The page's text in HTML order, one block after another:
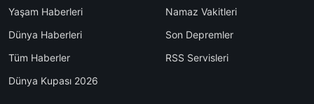
Yaşam Haberleri
Dünya Haberleri
Tüm Haberler
Dünya Kupası 2026
Namaz Vakitleri
Son Depremler
RSS Servisleri